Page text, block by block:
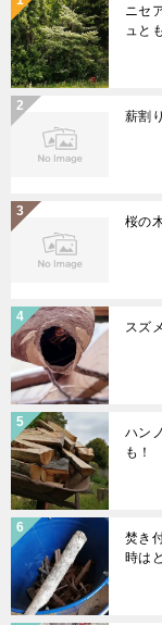
ニセ
ュと
薪割
桜の
スズ
ハン
も！
焚き
時は